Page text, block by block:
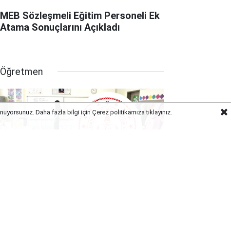
MEB Sözleşmeli Eğitim Personeli Ek
Atama Sonuçlarını Açıkladı
Öğretmen
Daha fazla bilgi için Çerez politikamızatıklayınız.